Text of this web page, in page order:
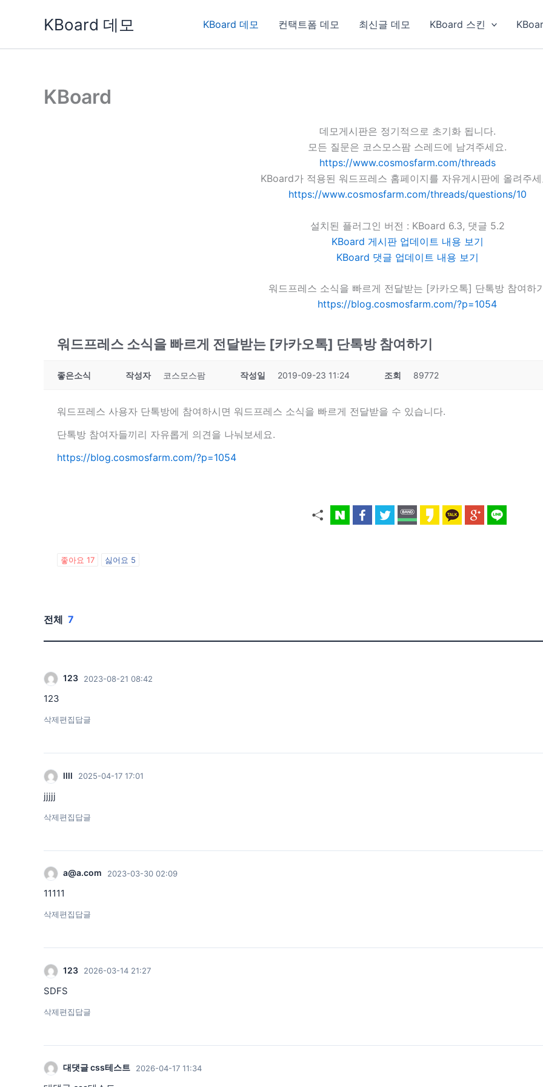
KBoard 데모 KBoard 데모 컨택트폼 데모 최신글 데모 KBoard 스킨
KBoard
데모게시판은 정기적으로 초기화 됩니다.
모든 질문은 코스모스팜 스레드에 남겨주세요.
https://www.cosmosfarm.com/threads
KBoard가 적용된 워드프레스 홈페이지를 자유게시판에 올려주
https://www.cosmosfarm.com/threads/questions/10
설치된 플러그인 버전 : KBoard 6.3, 댓글 5.2
KBoard 게시판 업데이트 내용 보기
KBoard 댓글 업데이트 내용 보기
워드프레스 소식을 빠르게 전달받는 [카카오톡] 단톡방 참여하
https://blog.cosmosfarm.com/?p=1054
워드프레스 소식을 빠르게 전달받는 [카카오톡] 단톡방 참여하기
좋은소식 작성자 코스모스팜 작성일 2019-09-23 11:24 조회 89772
워드프레스 사용자 단톡방에 참여하시면 워드프레스 소식을 빠르게 전달받을 수 있습니다.
단톡방 참여자들끼리 자유롭게 의견을 나눠보세요.
https://blog.cosmosfarm.com/?p=1054
좋아요 17 싫어요 5
전체 7
123 2023-08-21 08:42
123
삭제편집답글
llll 2025-04-17 17:01
jjjjj
삭제편집답글
a@a.com 2023-03-30 02:09
11111
삭제편집답글
123 2026-03-14 21:27
SDFS
삭제편집답글
대댓글 css테스트 2026-04-17 11:34